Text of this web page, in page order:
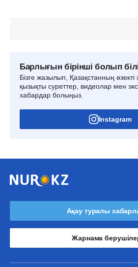
Барлығын бірінші болып
Бізге жазылып, Қазақстанның
қызықты суреттер, видеолар мен
хабардар болыңыз.
Instagram
Ақау туралы
Жарнама